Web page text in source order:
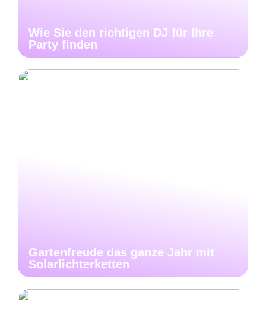
Wie Sie den richtigen DJ für Ihre
Party finden
Gartenfreude das ganze Jahr mit
Solarlichterketten